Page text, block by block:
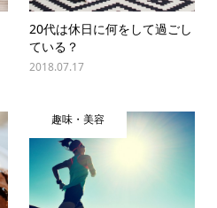
20代は休日に何をして過ごし
ている？
2018.07.17
趣味・美容